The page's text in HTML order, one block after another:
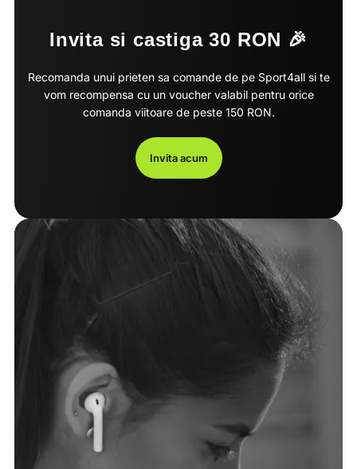
Invita si castiga 30 RON 🎉
Recomanda unui prieten sa comande de pe Sport4all si te
vom recompensa cu un voucher valabil pentru orice
comanda viitoare de peste 150 RON.
Invita acum